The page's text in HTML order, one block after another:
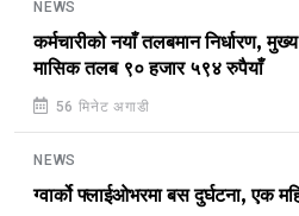
NEWS
कर्मचारीको नयाँ तलबमान निर्धारण,
मासिक तलब ९० हजार ५९४ रुपैयाँ
56 मिनेट अगाडी
NEWS
ग्वार्को फ्लाईओभरमा बस दुर्घटना, एक